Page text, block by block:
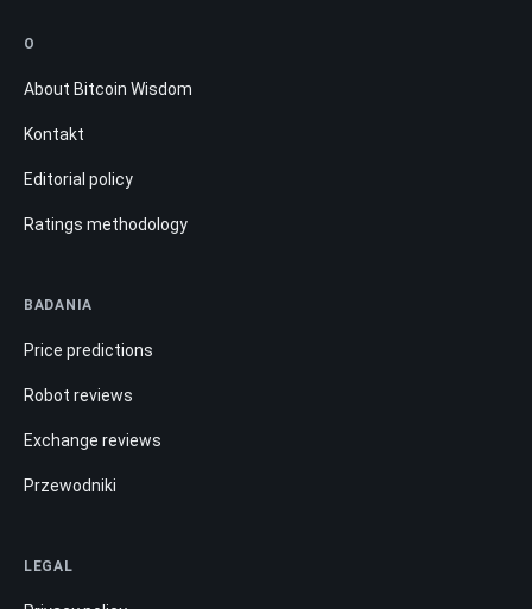
O
About Bitcoin Wisdom
Kontakt
Editorial policy
Ratings methodology
BADANIA
Price predictions
Robot reviews
Exchange reviews
Przewodniki
LEGAL